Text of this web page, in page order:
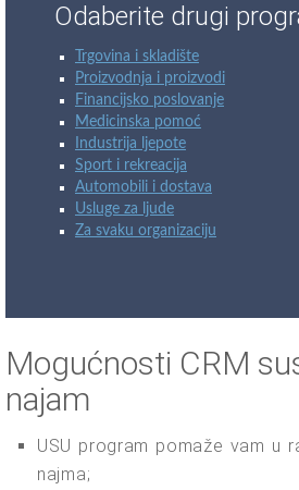
Odaberite drugi
Trgovina i skladište
Proizvodnja i proizvodi
Financijsko poslovanje
Medicinska pomoć
Industrija ljepote
Sport i rekreacija
Automobili i dostava
Usluge za ljude
Za svaku organizaciju
Mogućnosti CRM
najam
USU program pomaže vam u
najma;